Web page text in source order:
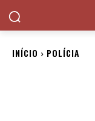
INÍCIO POLÍCIA